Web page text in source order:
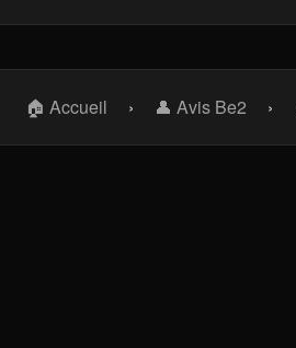
🏠 Accueil › 👤 Avis Be2 ›